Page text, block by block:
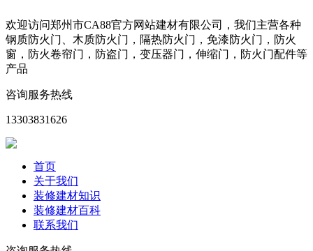
欢迎访问郑州市CA88官方网站建材有限公司，我们主营各种
钢质防火门、木质防火门，隔热防火门，免漆防火门，防火
窗，防火卷帘门，防盗门，变压器门，伸缩门，防火门配件等
产品
咨询服务热线
13303831626
首页
关于我们
装修建材知识
装修建材百科
联系我们